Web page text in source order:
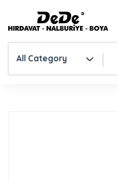
All Category